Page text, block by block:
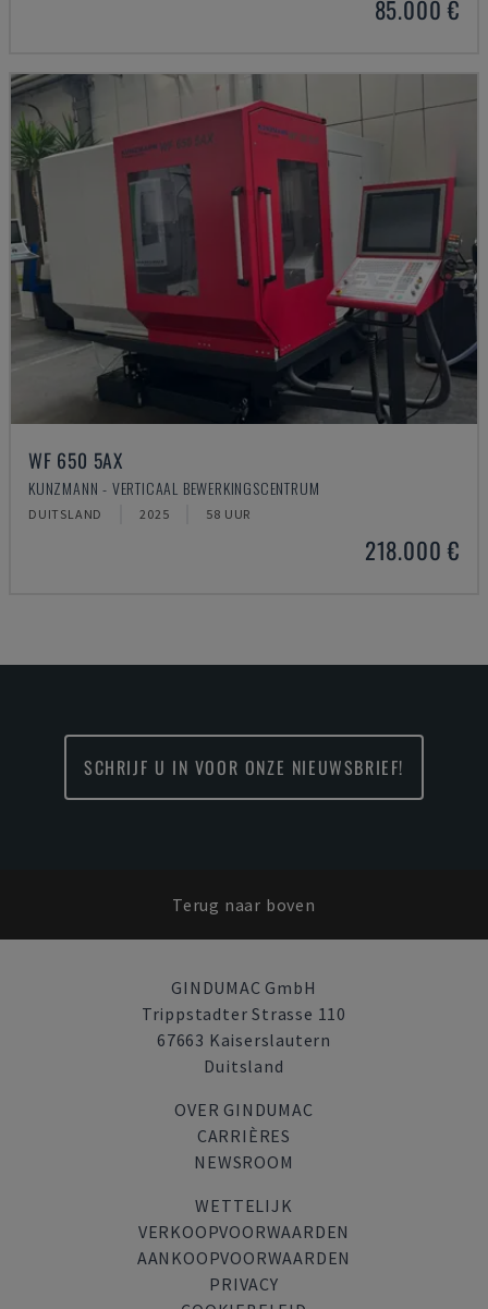
85.000 €
WF 650 5AX
KUNZMANN - VERTICAAL BEWERKINGSCENTRUM
DUITSLAND 2025 58 UUR
218.000 €
SCHRIJF U IN VOOR ONZE NIEUWSBRIEF!
Terug naar boven
GINDUMAC GmbH
Trippstadter Strasse 110
67663 Kaiserslautern
Duitsland
OVER GINDUMAC
CARRIÈRES
NEWSROOM
WETTELIJK
VERKOOPVOORWAARDEN
AANKOOPVOORWAARDEN
PRIVACY